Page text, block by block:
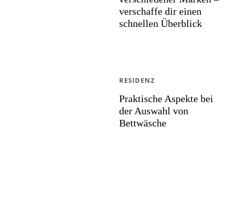
verschaffe dir einen
schnellen Überblick
Praktische Aspekte bei
der Auswahl von
Bettwäsche
RESIDENZ